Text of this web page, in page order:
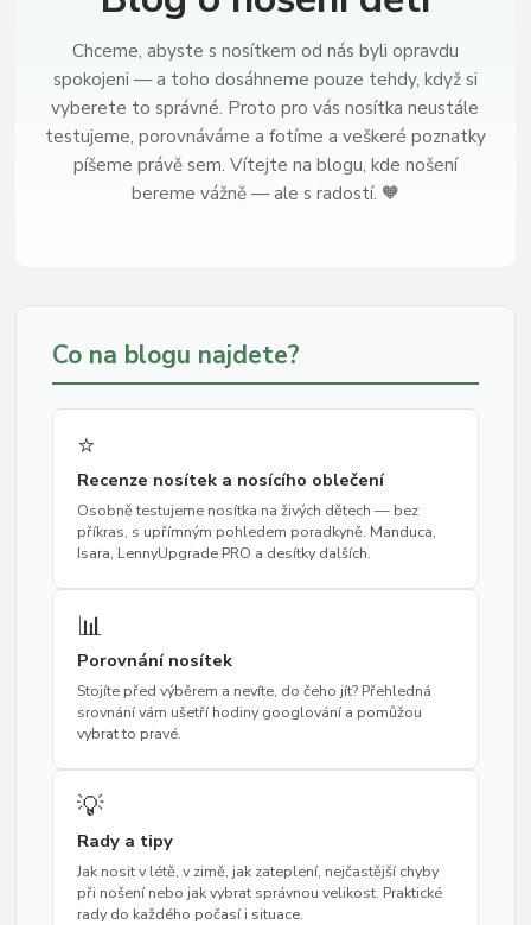
Chceme, abyste s nosítkem od nás byli opravdu
spokojeni — a toho dosáhneme pouze tehdy, když si
vyberete to správné. Proto pro vás nosítka neustále
testujeme, porovnáváme a fotíme a veškeré poznatky
píšeme právě sem. Vítejte na blogu, kde nošení
bereme vážně — ale s radostí. 🧡
Co na blogu najdete?
⭐
Recenze nosítek a nosícího oblečení
Osobně testujeme nosítka na živých dětech — bez
příkras, s upřímným pohledem poradkyně. Manduca,
Isara, LennyUpgrade PRO a desítky dalších.
📊
Porovnání nosítek
Stojíte před výběrem a nevíte, do čeho jít? Přehledná
srovnání vám ušetří hodiny googlování a pomůžou
vybrat to pravé.
💡
Rady a tipy
Jak nosit v létě, v zimě, jak zateplení, nejčastější chyby
při nošení nebo jak vybrat správnou velikost. Praktické
rady do každého počasí i situace.